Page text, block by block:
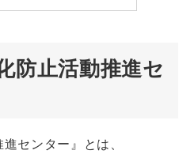
防止活動推進セ
センター』とは、